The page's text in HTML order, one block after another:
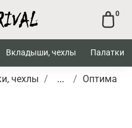
0
Вкладыши, чехлы Палатки
чехлы ... Оптима